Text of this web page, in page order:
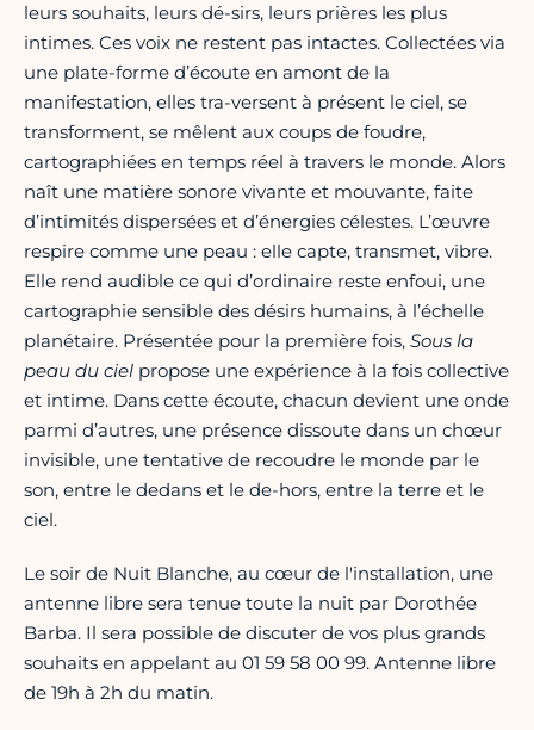
leurs souhaits, leurs dé-sirs, leurs prières les plus
intimes. Ces voix ne restent pas intactes. Collectées via
une plate-forme d’écoute en amont de la
manifestation, elles tra-versent à présent le ciel, se
transforment, se mêlent aux coups de foudre,
cartographiées en temps réel à travers le monde. Alors
naît une matière sonore vivante et mouvante, faite
d’intimités dispersées et d’énergies célestes. L’œuvre
respire comme une peau : elle capte, transmet, vibre.
Elle rend audible ce qui d’ordinaire reste enfoui, une
cartographie sensible des désirs humains, à l’échelle
planétaire. Présentée pour la première fois, Sous la
peau du ciel propose une expérience à la fois collective
et intime. Dans cette écoute, chacun devient une onde
parmi d’autres, une présence dissoute dans un chœur
invisible, une tentative de recoudre le monde par le
son, entre le dedans et le de-hors, entre la terre et le
ciel.
Le soir de Nuit Blanche, au cœur de l'installation, une
antenne libre sera tenue toute la nuit par Dorothée
Barba. Il sera possible de discuter de vos plus grands
souhaits en appelant au 01 59 58 00 99. Antenne libre
de 19h à 2h du matin.